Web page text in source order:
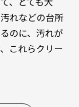
れなどの台所
のに、汚れが
これらクリー